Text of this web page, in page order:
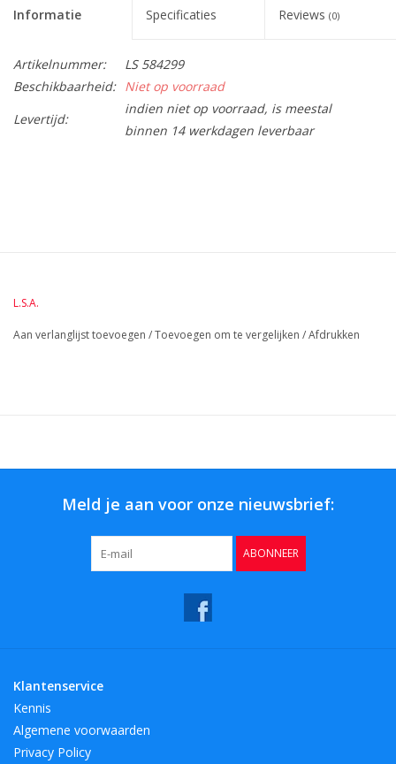
Informatie Specificaties Reviews (0)
Artikelnummer:
LS 584299
Beschikbaarheid: Niet op voorraad
Levertijd:
indien niet op voorraad, is meestal
binnen 14 werkdagen leverbaar
L.S.A.
Aan verlanglijst toevoegen /Toevoegen om te vergelijken /Afdrukken
Meld je aan voor onze nieuwsbrief:
ABONNEER
Klantenservice
Kennis
Algemene voorwaarden
Privacy Policy